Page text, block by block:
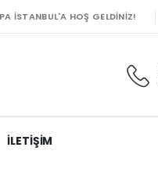
İSTANBUL'A HOŞ GELDINIZ!
İLETIŞIM